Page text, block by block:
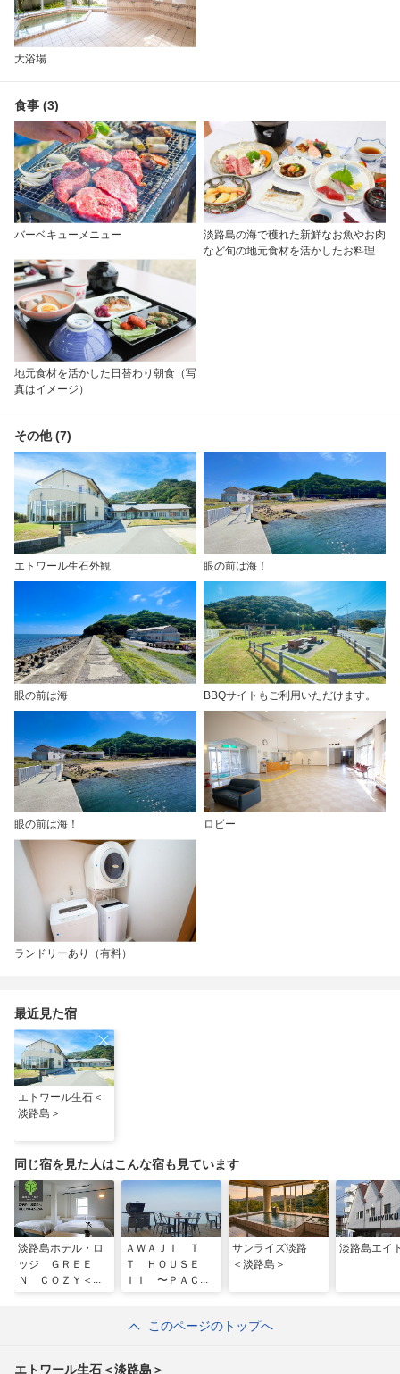
大浴場
食事 (3)
バーベキューメニュー
淡路島の海で穫れた新鮮なお魚やお肉
など旬の地元食材を活かしたお料理
地元食材を活かした日替わり朝食（写
真はイメージ）
その他 (7)
エトワール生石外観 眼の前は海！
眼の前は海 BBQサイトもご利用いただけます。
眼の前は海！ ロビー
ランドリーあり（有料）
最近見た宿
エトワール生石＜
淡路島＞
同じ宿を見た人はこんな宿も見ています
淡路島ホテル・ロ
ッジ ＧＲＥＥ
Ｎ ＣＯＺＹ＜淡
ＡＷＡＪＩ Ｔ
Ｔ ＨＯＵＳＥ
ＩＩ 〜ＰＡＣＩ
＜淡路島＞
サンライズ淡路
＜淡路島＞
淡路島エイ
このページのトップへ
エトワール生石＜淡路島＞